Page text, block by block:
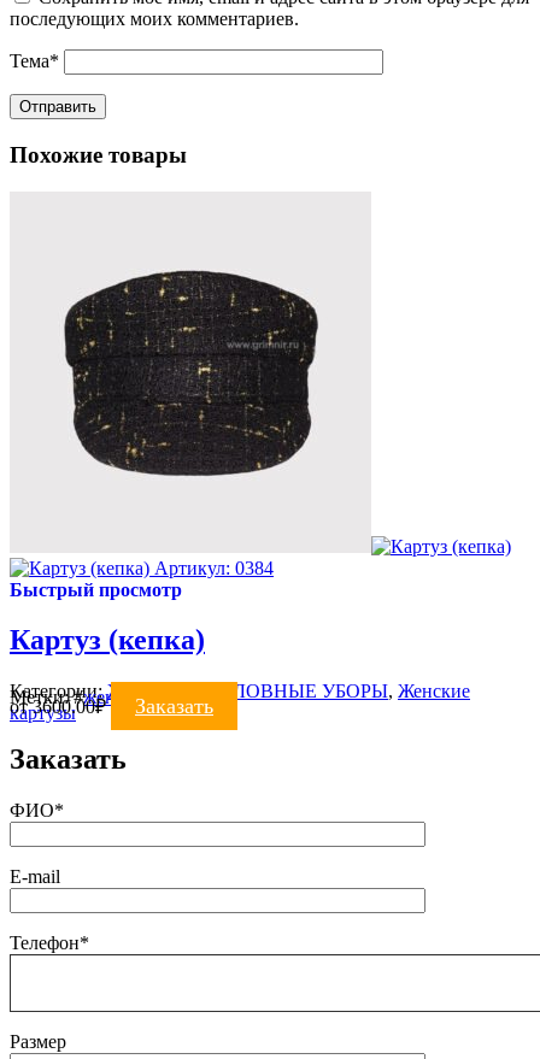
последующих моих комментариев.
Тема*
Похожие товары
Артикул: 0384
Быстрый просмотр
Картуз (кепка)
Категории: ЖЕНСКИЕ ГОЛОВНЫЕ УБОРЫ, Женские
картузы
Метки:#женские
от3600.00₽ Заказать
Заказать
ФИО*
E-mail
Телефон*
Размер